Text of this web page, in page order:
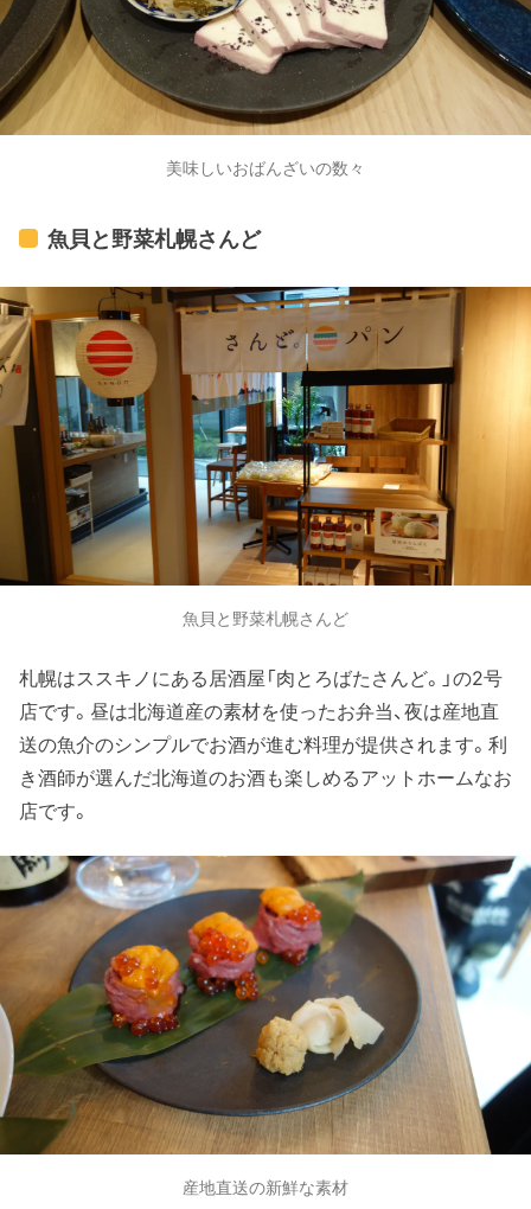
美味しいおばんざいの数々
魚貝と野菜札幌さんど
魚貝と野菜札幌さんど
札幌はススキノにある居酒屋「肉とろばたさんど。」の2号
店です。昼は北海道産の素材を使ったお弁当、夜は産地直
送の魚介のシンプルでお酒が進む料理が提供されます。利
き酒師が選んだ北海道のお酒も楽しめるアットホームなお
店です。
産地直送の新鮮な素材